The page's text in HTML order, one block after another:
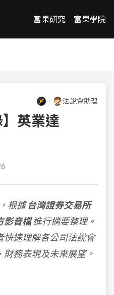
富果研究 富果學院
法說會助理
】英業達
根據台灣證券交易所
影音檔進行摘要整理。
快速理解各公司法說會
務表現及未來展望。